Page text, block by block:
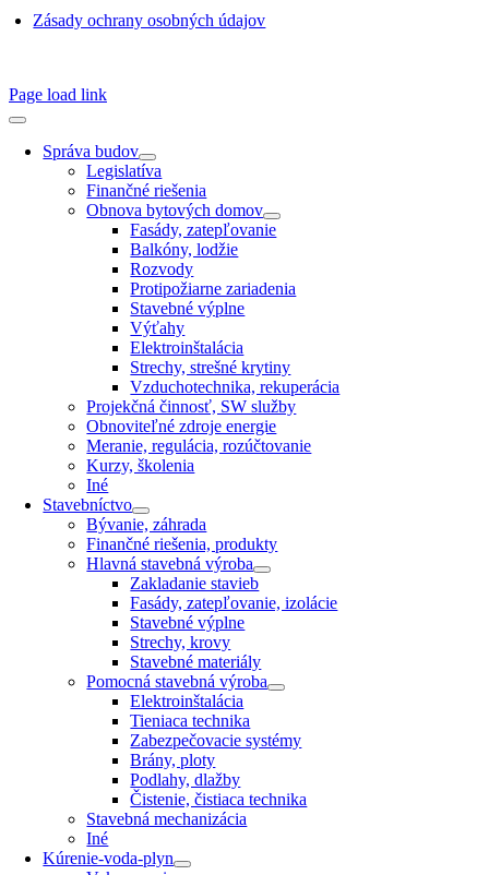
Zásady ochrany osobných údajov
Page load link
Správa budov
Legislatíva
Finančné riešenia
Obnova bytových domov
Fasády, zatepľovanie
Balkóny, lodžie
Rozvody
Protipožiarne zariadenia
Stavebné výplne
Výťahy
Elektroinštalácia
Strechy, strešné krytiny
Vzduchotechnika, rekuperácia
Projekčná činnosť, SW služby
Obnoviteľné zdroje energie
Meranie, regulácia, rozúčtovanie
Kurzy, školenia
Iné
Stavebníctvo
Bývanie, záhrada
Finančné riešenia, produkty
Hlavná stavebná výroba
Zakladanie stavieb
Fasády, zatepľovanie, izolácie
Stavebné výplne
Strechy, krovy
Stavebné materiály
Pomocná stavebná výroba
Elektroinštalácia
Tieniaca technika
Zabezpečovacie systémy
Brány, ploty
Podlahy, dlažby
Čistenie, čistiaca technika
Stavebná mechanizácia
Iné
Kúrenie-voda-plyn